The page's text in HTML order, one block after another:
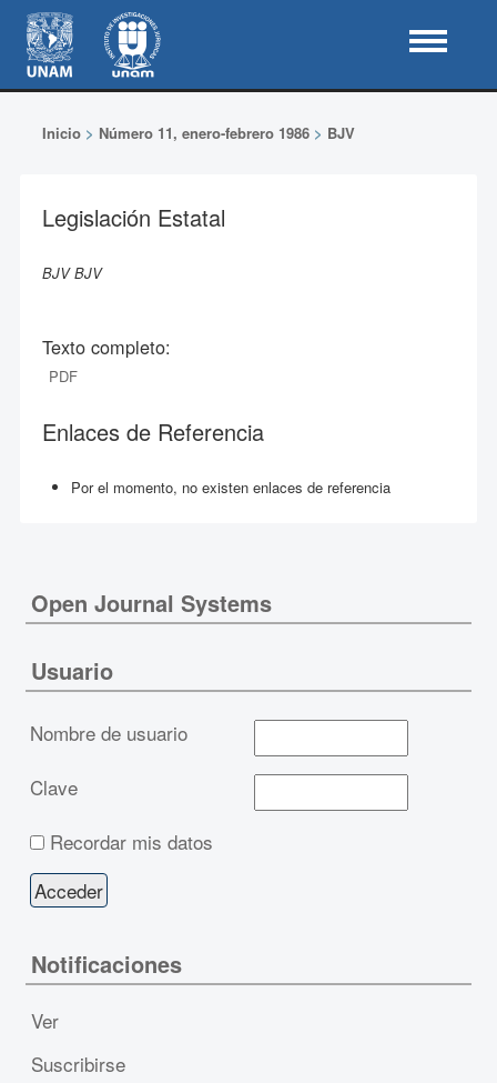
Inicio> Número 11, enero-febrero 1986> BJV
Legislación Estatal
BJV BJV
Texto completo:
PDF
Enlaces de Referencia
Por el momento, no existen enlaces de referencia
Open Journal Systems
Usuario
Nombre de usuario
Clave
Recordar mis datos
Notificaciones
Ver
Suscribirse